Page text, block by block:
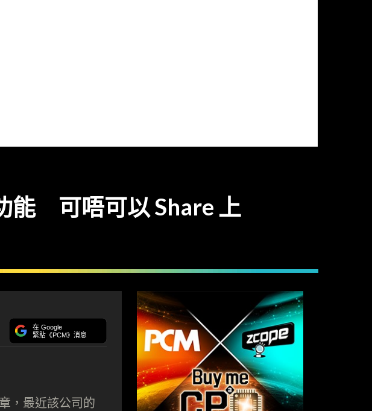
能 可唔可以 Share 上
在 Google
緊貼《PCM》消息
，最近該公司的